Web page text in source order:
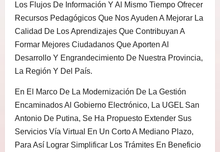
Los Flujos De Información Y Al Mismo Tiempo Ofrecer
Recursos Pedagógicos Que Nos Ayuden A Mejorar La
Calidad De Los Aprendizajes Que Contribuyan A
Formar Mejores Ciudadanos Que Aporten Al
Desarrollo Y Engrandecimiento De Nuestra Provincia,
La Región Y Del País.
En El Marco De La Modernización De La Gestión
Encaminados Al Gobierno Electrónico, La UGEL San
Antonio De Putina, Se Ha Propuesto Extender Sus
Servicios Vía Virtual En Un Corto A Mediano Plazo,
Para Así Lograr Simplificar Los Trámites En Beneficio